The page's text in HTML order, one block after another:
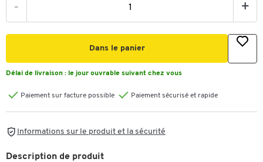
- +
Dans le panier
Délai de livraison : le jour ouvrable suivant chez vous
Paiement sur facture possible Paiement sécurisé et rapide
Informations sur le produit et la sécurité
Description de produit